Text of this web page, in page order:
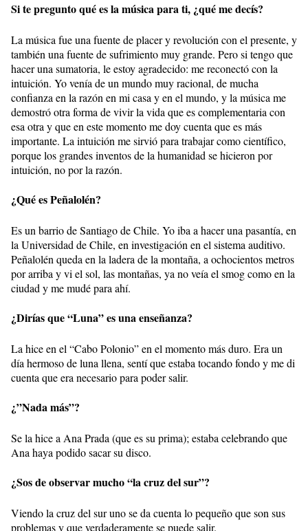
Si te pregunto qué es la música para ti, ¿qué me decís?
La música fue una fuente de placer y revolución con el presente, y
también una fuente de sufrimiento muy grande. Pero si tengo que
hacer una sumatoria, le estoy agradecido: me reconectó con la
intuición. Yo venía de un mundo muy racional, de mucha
confianza en la razón en mi casa y en el mundo, y la música me
demostró otra forma de vivir la vida que es complementaria con
esa otra y que en este momento me doy cuenta que es más
importante. La intuición me sirvió para trabajar como científico,
porque los grandes inventos de la humanidad se hicieron por
intuición, no por la razón.
¿Qué es Peñalolén?
Es un barrio de Santiago de Chile. Yo iba a hacer una pasantía, en
la Universidad de Chile, en investigación en el sistema auditivo.
Peñalolén queda en la ladera de la montaña, a ochocientos metros
por arriba y vi el sol, las montañas, ya no veía el smog como en la
ciudad y me mudé para ahí.
¿Dirías que “Luna” es una enseñanza?
La hice en el “Cabo Polonio” en el momento más duro. Era un
día hermoso de luna llena, sentí que estaba tocando fondo y me di
cuenta que era necesario para poder salir.
¿”Nada más”?
Se la hice a Ana Prada (que es su prima); estaba celebrando que
Ana haya podido sacar su disco.
¿Sos de observar mucho “la cruz del sur”?
Viendo la cruz del sur uno se da cuenta lo pequeño que son sus
problemas y que verdaderamente se puede salir.